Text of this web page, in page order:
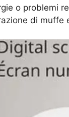
o problemi
di muffe